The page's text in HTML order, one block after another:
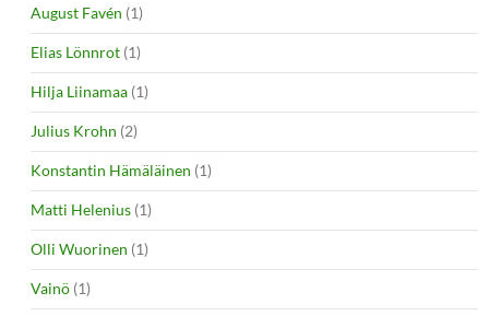
August Favén (1)
Elias Lönnrot (1)
Hilja Liinamaa (1)
Julius Krohn (2)
Konstantin Hämäläinen (1)
Matti Helenius (1)
Olli Wuorinen (1)
Vainö (1)